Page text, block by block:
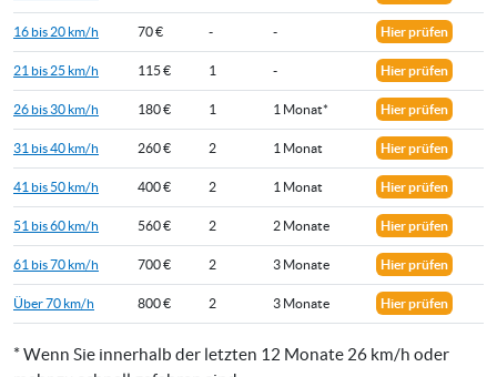
16 bis 20 km/h 70 € - - Hier prüfen
21 bis 25 km/h 115 € 1 - Hier prüfen
26 bis 30 km/h 180 € 1 1 Monat* Hier prüfen
31 bis 40 km/h 260 € 2 1 Monat Hier prüfen
41 bis 50 km/h 400 € 2 1 Monat Hier prüfen
51 bis 60 km/h 560 € 2 2 Monate Hier prüfen
61 bis 70 km/h 700 € 2 3 Monate Hier prüfen
Über 70 km/h 800 € 2 3 Monate Hier prüfen
* Wenn Sie innerhalb der letzten 12 Monate 26 km/h oder